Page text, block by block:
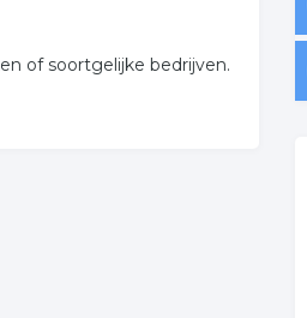
of soortgelijke bedrijven.